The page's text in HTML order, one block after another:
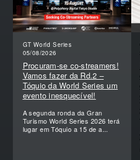
GT World Series
05/08/2026
Procuram-se co-streamers!
Vamos fazer da Rd.2 –
Tóquio da World Series um
evento inesquecível!
A segunda ronda da Gran
Turismo World Series 2026 terá
lugar em Tóquio a 15 de a...